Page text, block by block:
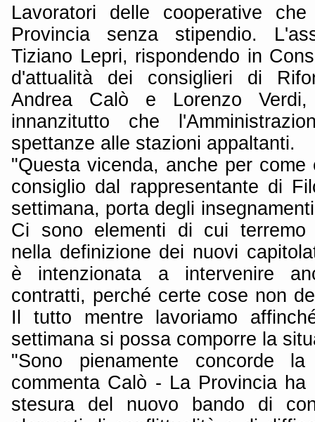
Lavoratori delle cooperative
Provincia senza stipendio.
Tiziano Lepri, rispondendo in
d'attualità dei consiglieri di
Andrea Calò e Lorenzo
innanzitutto che
spettanze alle stazioni appaltanti.
"Questa vicenda, anche per
consiglio dal rappresentante di
settimana, porta degli
Ci sono elementi di cui terremo
nella definizione dei nuovi
è intenzionata a intervenire
contratti, perché certe cose non
Il tutto mentre lavoriamo
settimana si possa comporre la
"Sono pienamente concorde
commenta Calò - La Provincia
stesura del nuovo bando di